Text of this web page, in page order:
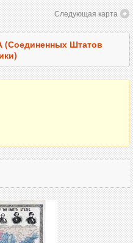
Следующая карта
Штатов